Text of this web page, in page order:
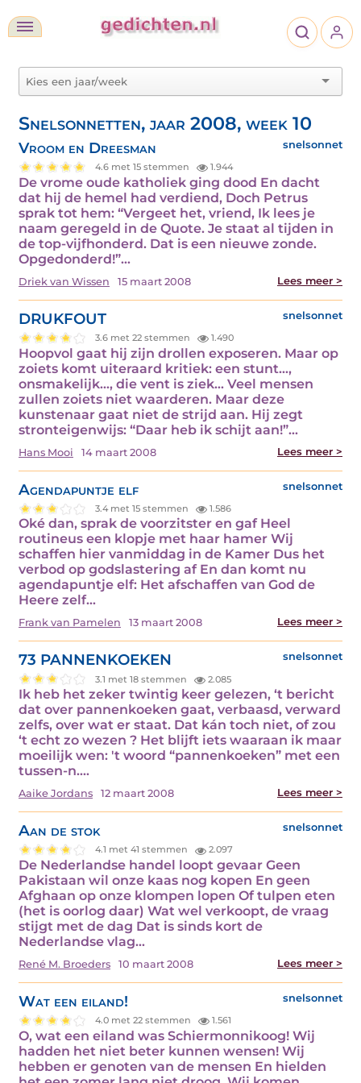
Snelsonnetten, jaar 2008, week 10
Vroom en Dreesman snelsonnet
4.6 met 15 stemmen 1.944
De vrome oude katholiek ging dood En dacht
dat hij de hemel had verdiend, Doch Petrus
sprak tot hem: “Vergeet het, vriend, Ik lees je
naam geregeld in de Quote. Je staat al tijden in
de top-vijfhonderd. Dat is een nieuwe zonde.
Opgedonderd!”…
Driek van Wissen 15 maart 2008 Lees meer >
DRUKFOUT snelsonnet
3.6 met 22 stemmen 1.490
Hoopvol gaat hij zijn drollen exposeren. Maar op
zoiets komt uiteraard kritiek: een stunt…,
onsmakelijk…, die vent is ziek… Veel mensen
zullen zoiets niet waarderen. Maar deze
kunstenaar gaat niet de strijd aan. Hij zegt
stronteigenwijs: “Daar heb ik schijt aan!”…
Hans Mooi 14 maart 2008 Lees meer >
Agendapuntje elf snelsonnet
3.4 met 15 stemmen 1.586
Oké dan, sprak de voorzitster en gaf Heel
routineus een klopje met haar hamer Wij
schaffen hier vanmiddag in de Kamer Dus het
verbod op godslastering af En dan komt nu
agendapuntje elf: Het afschaffen van God de
Heere zelf…
Frank van Pamelen 13 maart 2008 Lees meer >
73 PANNENKOEKEN snelsonnet
3.1 met 18 stemmen 2.085
Ik heb het zeker twintig keer gelezen, ‘t bericht
dat over pannenkoeken gaat, verbaasd, verward
zelfs, over wat er staat. Dat kán toch niet, of zou
‘t echt zo wezen ? Het blijft iets waaraan ik maar
moeilijk wen: 't woord “pannenkoeken” met een
tussen-n.…
Aaike Jordans 12 maart 2008 Lees meer >
Aan de stok snelsonnet
4.1 met 41 stemmen 2.097
De Nederlandse handel loopt gevaar Geen
Pakistaan wil onze kaas nog kopen En geen
Afghaan op onze klompen lopen Of tulpen eten
(het is oorlog daar) Wat wel verkoopt, de vraag
stijgt met de dag Dat is sinds kort de
Nederlandse vlag…
René M. Broeders 10 maart 2008 Lees meer >
Wat een eiland! snelsonnet
4.0 met 22 stemmen 1.561
O, wat een eiland was Schiermonnikoog! Wij
hadden het niet beter kunnen wensen! Wij
hebben er genoten van de mensen En hielden